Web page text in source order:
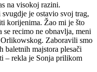
na visokoj razini.
je ostavio svoj trag,
korijenima. Žao mi je što
se recimo ne obnavlja, meni
Zaboravili smo
baletnih majstora plesači
– rekla je Sonja prilikom